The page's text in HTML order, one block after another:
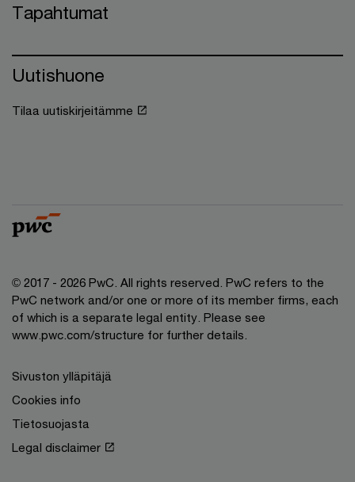
Tapahtumat
Uutishuone
Tilaa uutiskirjeitämme
© 2017 - 2026 PwC. All rights reserved. PwC refers to the
PwC network and/or one or more of its member firms, each
of which is a separate legal entity. Please see
www.pwc.com/structure for further details.
Sivuston ylläpitäjä
Cookies info
Tietosuojasta
Legal disclaimer